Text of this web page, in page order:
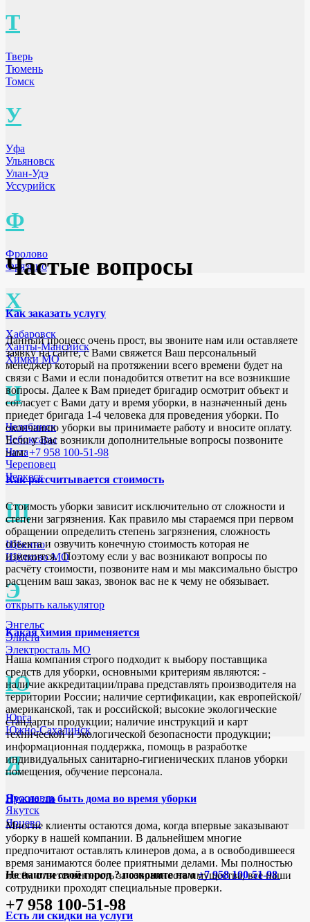
Т
Тверь
Тюмень
Томск
У
Уфа
Ульяновск
Улан-Удэ
Уссурийск
Ф
Фролово
Фрязино
Х
Хабаровск
Ханты-Мансийск
Химки МО
Ч
Челябинск
Чебоксары
Чита
Череповец
Черкеск
Щ
Щёкино
Щёлково МО
Э
Энгельс
Элиста
Электросталь МО
Ю
Юрга
Южно-Сахалинск
Я
Ярославль
Якутск
Ярцево
Не нашли свой город ? позвоните нам+7 958 100-51-98
+7 958 100-51-98
Частые вопросы
Как заказать услугу
Данный процесс очень прост, вы звоните нам или оставляете
заявку на сайте, с Вами свяжется Ваш персональный
менеджер который на протяжении всего времени будет на
связи с Вами и если понадобится ответит на все возникшие
вопросы. Далее к Вам приедет бригадир осмотрит объект и
согласует с Вами дату и время уборки, в назначенный день
приедет бригада 1-4 человека для проведения уборки. По
окончанию уборки вы принимаете работу и вносите оплату.
Если у Вас возникли дополнительные вопросы позвоните
нам:+7 958 100-51-98
Как рассчитывается стоимость
Стоимость уборки зависит исключительно от сложности и
степени загрязнения. Как правило мы стараемся при первом
обращении определить степень загрязнения, сложность
объекта и озвучить конечную стоимость которая не
изменится. Поэтому если у вас возникают вопросы по
расчёту стоимости, позвоните нам и мы максимально быстро
расценим ваш заказ, звонок вас не к чему не обязывает.
открыть калькулятор
Какая химия применяется
Наша компания строго подходит к выбору поставщика
средств для уборки, основными критериям являются: -
наличие аккредитации/права представлять производителя на
территории России; наличие сертификации, как европейской/
американской, так и российской; высокие экологические
стандарты продукции; наличие инструкций и карт
технической и экологической безопасности продукции;
информационная поддержка, помощь в разработке
индивидуальных санитарно-гигиенических планов уборки
помещения, обучение персонала.
Нужно ли быть дома во время уборки
Многие клиенты остаются дома, когда впервые заказывают
уборку в нашей компании. В дальнейшем многие
предпочитают оставлять клинеров дома, а в освободившееся
время занимаются более приятными делами. Мы полностью
несём ответственность за сохранность имущества, все наши
сотрудники проходят специальные проверки.
Есть ли скидки на услуги